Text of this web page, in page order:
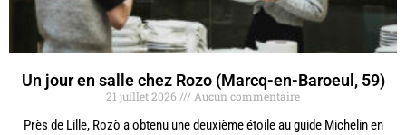
Un jour en salle chez Rozo (Marcq-en-Baroeul, 59)
21 juillet 2026 Aucun commentaire
Près de Lille, Rozò a obtenu une deuxième étoile au guide Michelin en